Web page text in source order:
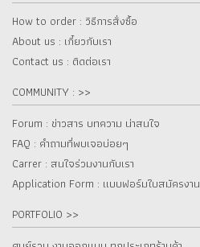
How to order : วิธีการสั่งซื้อ
About us : เกี๋ยวกับเรา
Contact us : ติดต่อเรา
COMMUNITY : >>
Forum : ข่าวสาร บทความ น่าสนใจ
FAQ : คำถามที่พบเจอบ่อยๆ
Carrer : สนใจร่วมงานกับเรา
Application Form : แบบฟอร์มใบสมัครงาน
PORTFOLIO >>